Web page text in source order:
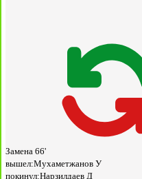
Замена 66'
вышел:Мухаметжанов У
покинул:Нарзилдаев Д